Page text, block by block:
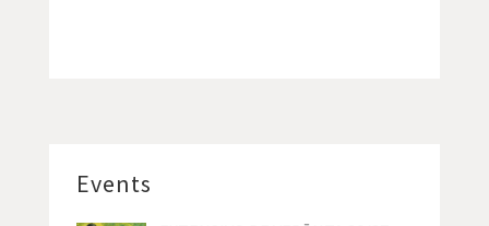
Events